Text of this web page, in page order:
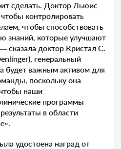
сделать. Доктор Льюис
контролировать
чтобы способствовать
знаний, которые улучшают
сказала доктор Кристал С.
генеральный
будет важным активом для
поскольку она
наши
программы
в области
удостоена наград от